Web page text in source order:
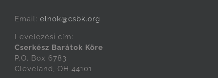
Email: elnok@csbk.org
Levelezési cím:
Cserkész Barátok Köre
P.O. Box 6783
Cleveland, OH 44101